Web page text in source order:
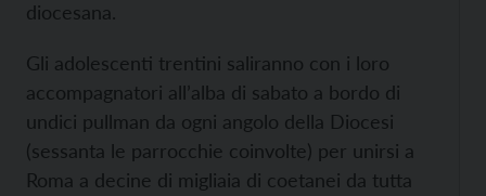
diocesana.
Gli adolescenti trentini saliranno con i loro
accompagnatori all’alba di sabato a bordo di
undici pullman da ogni angolo della Diocesi
(sessanta le parrocchie coinvolte) per unirsi a
Roma a decine di migliaia di coetanei da tutta